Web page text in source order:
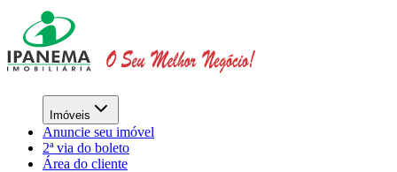
Imóveis
Anuncie seu imóvel
2ª via do boleto
Área do cliente